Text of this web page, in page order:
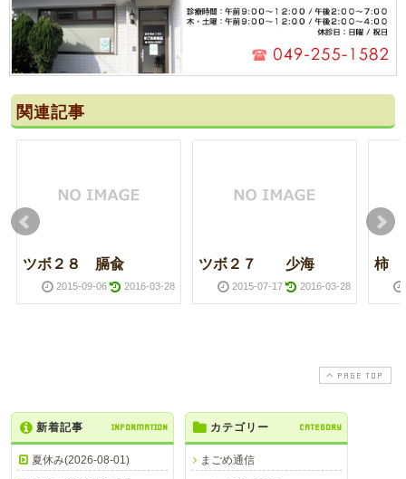
関連記事
ツボ２８ 膈兪
2015-09-06 2016-03-28
ツボ２７ 少海
2015-07-17 2016-03-28
柿
PAGE TOP
新着記事 INFORMATION
夏休み(2026-08-01)
カテゴリー CATEGORY
まごめ通信